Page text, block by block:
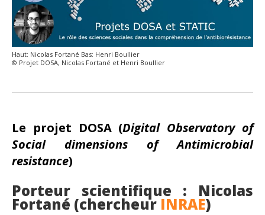
Haut: Nicolas Fortané Bas: Henri Boullier
© Projet DOSA, Nicolas Fortané et Henri Boullier
Le projet DOSA (Digital Observatory of
Social dimensions of Antimicrobial
resistance)
Porteur scientifique : Nicolas
Fortané (chercheur INRAE)